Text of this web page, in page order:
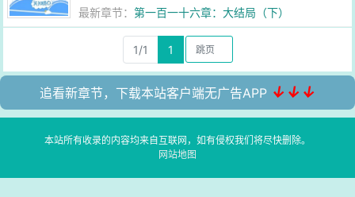
最新章节：第一百一十六章：大结局（下）
1/1 1
追看新章节，下载本站客户端无广告APP ↓↓↓
本站所有收录的内容均来自互联网，如有侵权我们将尽快删除。
网站地图